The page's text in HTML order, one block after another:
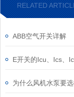
RELATED
ABB空气开关详解
为什么风机水泵要